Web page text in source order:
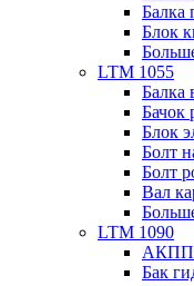
Балка
Блок
LTM 1055
Балка
Бачок
Блок
Болт
Болт
Вал
LTM 1090
АКПП
Бак